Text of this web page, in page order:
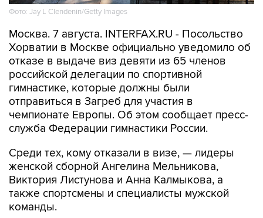
Москва. 7 августа. INTERFAX.RU - Посольство
отказе в выдаче виз девяти из 65 членов
российской делегации по спортивной
гимнастике, которые должны были
отправиться в Загреб для участия в
чемпионате Европы. Об этом сообщает пресс-
служба Федерации гимнастики России.
Среди тех, кому отказали в визе, — лидеры
Виктория Листунова и Анна Калмыкова, а
также спортсмены и специалисты мужской
команды.
СПОРТ